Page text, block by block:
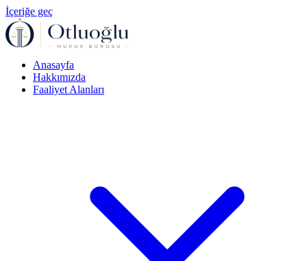
İçeriğe geç
Anasayfa
Hakkımızda
Faaliyet Alanları